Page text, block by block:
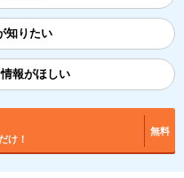
知りたい
報がほしい
け！
無料